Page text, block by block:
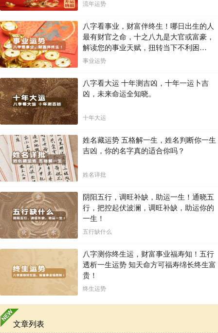
流年运势
八字看事业，财富伴终生！哪日出生的人
最有财官之命，十之八九是大官或富豪，
解读您的事业天赋，扭转当下不利困
局！！
事业运势
八字看大运 十年测吉凶，十年一运卜吉
凶，未来命运全知晓。
十年大运
姓名藏运势 五格解一生，姓名判断你一生
吉凶，你的名字真的适合你吗？
姓名详批
阴阳五行，调旺补缺，助运一生！通晓五
行，把控起伏波澜，调旺补缺，助运你的
一生！
五行缺什么
八字测你终生运，财富事业福寿知！五行
透析一生运势 知天命方可福寿绵长终生富
贵！
终生运势
文章列表